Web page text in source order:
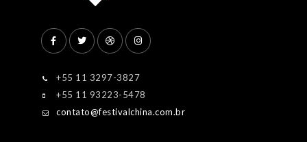
+55 11 3297-3827
+55 11 93223-5478
contato@festivalchina.com.br